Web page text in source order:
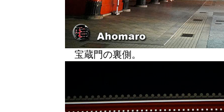
宝蔵門の裏側。